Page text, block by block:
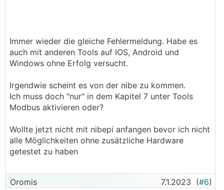
Immer wieder die gleiche Fehlermeldung. Habe es
auch mit anderen Tools auf IOS, Android und
Windows ohne Erfolg versucht.
Irgendwie scheint es von der nibe zu kommen.
Ich muss doch "nur" in dem Kapitel 7 unter Tools
Modbus aktivieren oder?
Wollte jetzt nicht mit nibepi anfangen bevor ich nicht
alle Möglichkeiten ohne zusätzliche Hardware
getestet zu haben
Oromis 7.1.2023 (#6)